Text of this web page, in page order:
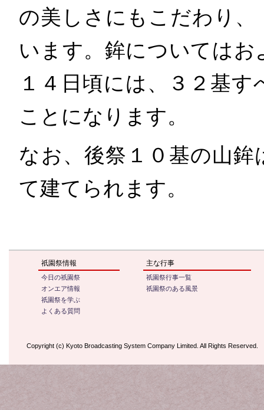
の美しさにもこだわり
います。鉾については
１４日頃には、３２基
ことになります。
なお、後祭１０基の山
て建てられます。
祇園祭情報 主な行事
今日の祇園祭
オンエア情報
祇園祭を学ぶ
よくある質問
祇園祭行事一覧
祇園祭のある風景
Copyright (c) Kyoto Broadcasting System Company Limited. All Rights Reserved.